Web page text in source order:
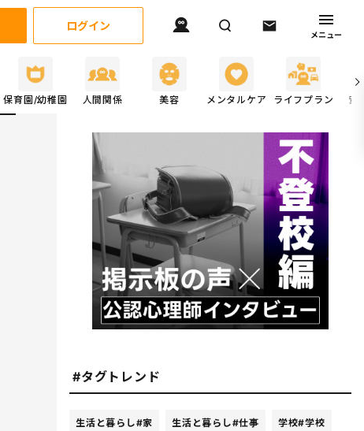
ログイン
メニュー
保育園/幼稚園 人間関係 美容 メンタルケア ライフプラン 安
#タグトレンド
生活と暮らし#家 生活と暮らし#仕事 学校#学校